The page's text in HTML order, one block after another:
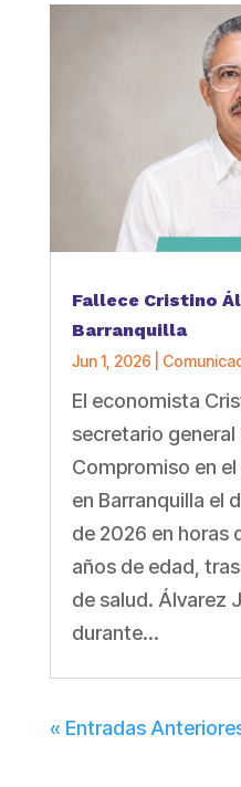
Fallece Cristino
Barranquilla
Jun 1, 2026
El economista
secretario general
Compromiso en
en Barranquilla el
de 2026 en horas
años de edad,
de salud. Álvarez
durante...
« Entradas